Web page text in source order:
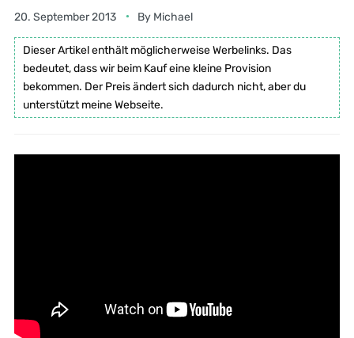
20. September 2013 By Michael
Dieser Artikel enthält möglicherweise Werbelinks. Das
bedeutet, dass wir beim Kauf eine kleine Provision
bekommen. Der Preis ändert sich dadurch nicht, aber du
unterstützt meine Webseite.